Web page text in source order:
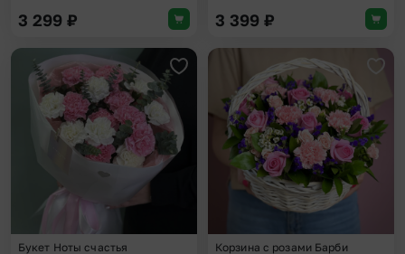
3 299 ₽ 3 399 ₽
Добавить в избранное
Букет Ноты счастья Корзина с розами Барби